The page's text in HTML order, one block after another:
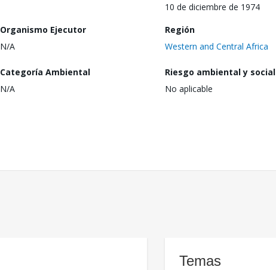
10 de diciembre de 1974
Organismo Ejecutor
N/A
Región
Western and Central Africa
Categoría Ambiental
N/A
Riesgo ambiental y social
No aplicable
Temas